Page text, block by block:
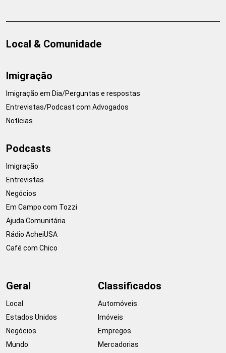
Local & Comunidade
Imigração
Imigração em Dia/Perguntas e respostas
Entrevistas/Podcast com Advogados
Notícias
Podcasts
Imigração
Entrevistas
Negócios
Em Campo com Tozzi
Ajuda Comunitária
Rádio AcheiUSA
Café com Chico
Geral
Local
Estados Unidos
Negócios
Mundo
Classificados
Automóveis
Imóveis
Empregos
Mercadorias